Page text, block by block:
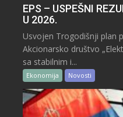
EPS – USPEŠNI
U 2026.
Usvojen Trogodišnji plan
Akcionarsko društvo
sa stabilnim i...
Ekonomija Novosti